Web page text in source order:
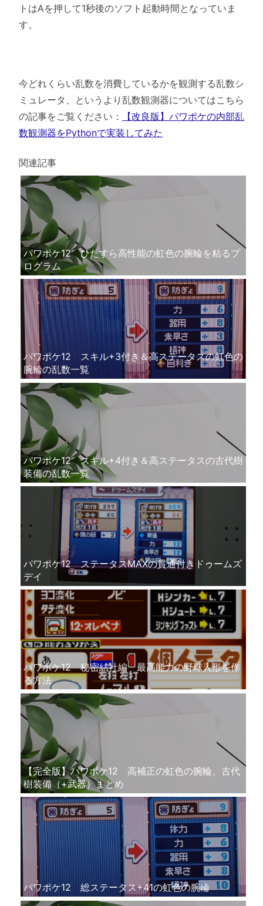
トはAを押して1秒後のソフト起動時間となっていま
す。
今どれくらい乱数を消費しているかを観測する乱数シ
ミュレータ、というより乱数観測器についてはこちら
の記事をご覧ください：
【改良版】パワポケの内部乱
数観測器をPythonで実装してみた
関連記事
パワポケ12 ひたすら高性能の虹色の腕輪を粘るプ
ログラム
パワポケ12 スキル+3付き＆高ステータスの虹色の
腕輪の乱数一覧
パワポケ12 スキル+4付き＆高ステータスの古代樹
装備の乱数一覧
パワポケ12 ステータスMAXの貫通付きドゥームズ
デイ
パワポケ12 秘密結社編 最高能力の野球人形を作
る方法
【完全版】パワポケ12 高補正の虹色の腕輪、古代
樹装備（+武器）まとめ
パワポケ12 総ステータス+41の虹色の腕輪